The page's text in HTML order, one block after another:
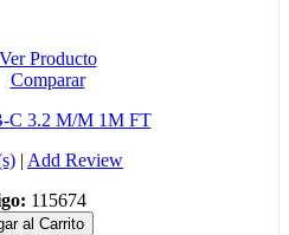
Ver Producto
Comparar
C 3.2 M/M 1M FT
| Add Review
115674
al Carrito